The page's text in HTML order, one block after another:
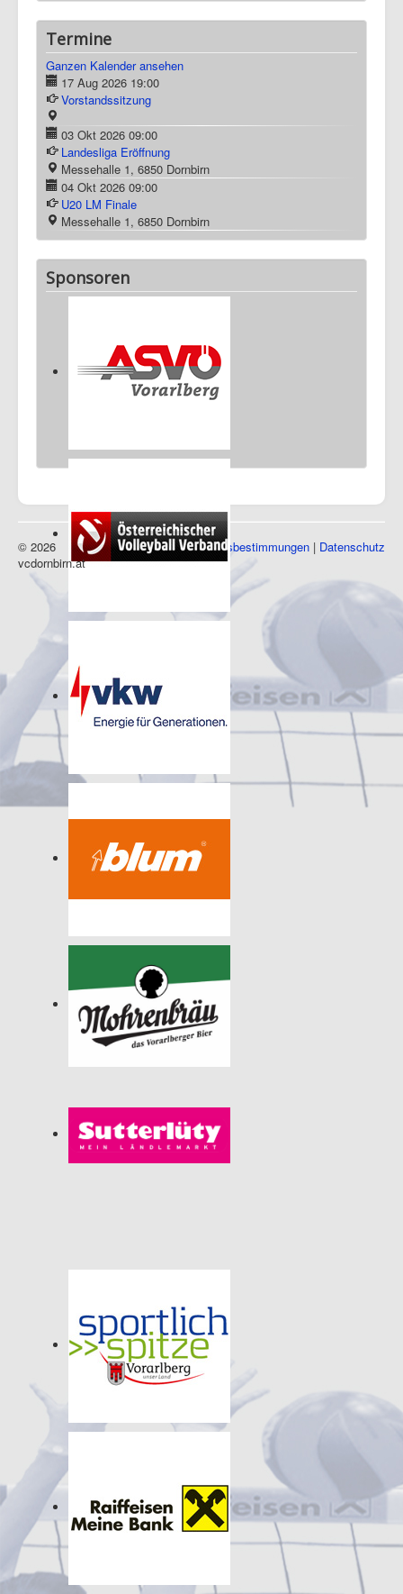
Termine
Ganzen Kalender ansehen
17 Aug 2026 19:00
Vorstandssitzung
03 Okt 2026 09:00
Landesliga Eröffnung
Messehalle 1, 6850 Dornbirn
04 Okt 2026 09:00
U20 LM Finale
Messehalle 1, 6850 Dornbirn
Sponsoren
Impressum|Nutzungsbestimmungen | Datenschutz
© 2026
vcdornbirn.at